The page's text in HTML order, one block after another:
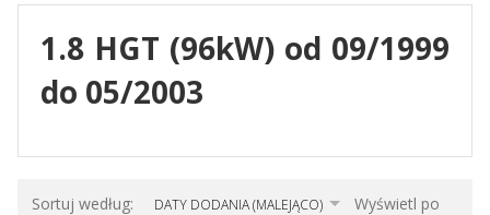
1.8 HGT (96kW) od 09/1999
do 05/2003
Sortuj według: sortDATY DODANIA (MALEJĄCO) Wyświetl po